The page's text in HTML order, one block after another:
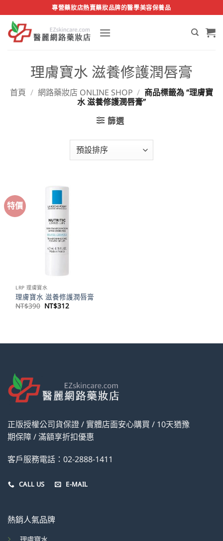
to
content
專營藥妝店熱賣藥妝品牌的醫學美容保養品
理膚寶水 滋養修護潤唇膏
首頁 / 網路藥妝店 ONLINE SHOP / 商品標籤為 “理膚寶
水 滋養修護潤唇膏”
篩選
特價
LRP 理膚寶水
理膚寶水 滋養修護潤唇膏
NT$390 原
NT$312目
正版授權公司貨保證 / 實體店面安心購買 / 10天猶豫
期保障 / 滿額享折扣優惠
客戶服務電話：02-2888-1411
CALL US E-MAIL
熱銷人氣品牌